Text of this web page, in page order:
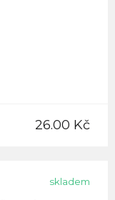
26.00 Kč
skladem